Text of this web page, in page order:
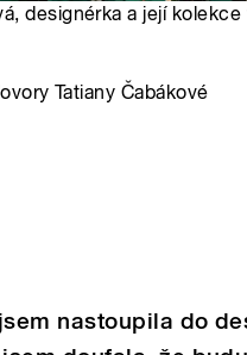
designérka a její
Tatiany Čabákové
nastoupila do